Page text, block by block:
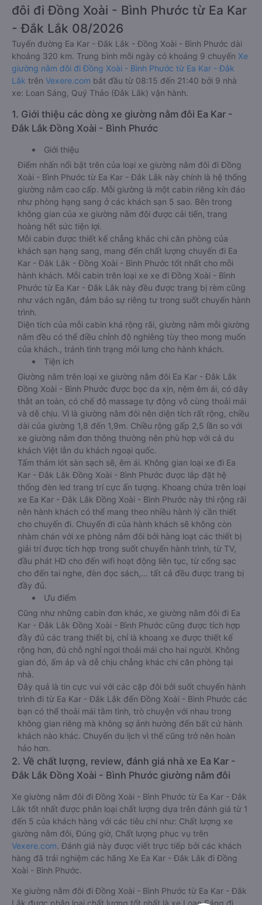
đôi đi Đồng Xoài - Bình Phước từ Ea Kar
- Đắk Lắk 08/2026
Tuyến đường Ea Kar - Đắk Lắk - Đồng Xoài - Bình Phước dài
khoảng 320 km. Trung bình mỗi ngày có khoảng 9 chuyến Xe
giường nằm đôi đi Đồng Xoài - Bình Phước từ Ea Kar - Đắk
Lắk trên Vexere.com bắt đầu từ 08:15 đến 21:40 bởi 9 nhà
xe: Loan Sáng, Quý Thảo (Đắk Lắk) vận hành.
1. Giới thiệu các dòng xe giường nằm đôi Ea Kar -
Đắk Lắk Đồng Xoài - Bình Phước
Giới thiệu
Điểm nhấn nổi bật trên của loại xe giường nằm đôi đi Đồng
Xoài - Bình Phước từ Ea Kar - Đắk Lắk này chính là hệ thống
giường nằm cao cấp. Mỗi giường là một cabin riêng kín đáo
như phòng hạng sang ở các khách sạn 5 sao. Bên trong
không gian của xe giường nằm đôi được cải tiến, trang
hoàng hết sức tiện lợi.
Mỗi cabin được thiết kế chẳng khác chi căn phòng của
khách sạn hạng sang, mang đến chất lượng chuyến đi Ea
Kar - Đắk Lắk - Đồng Xoài - Bình Phước tốt nhất cho mỗi
hành khách. Mỗi cabin trên loại xe xe đi Đồng Xoài - Bình
Phước từ Ea Kar - Đắk Lắk này đều được trang bị rèm cũng
như vách ngăn, đảm bảo sự riêng tư trong suốt chuyến hành
trình.
Diện tích của mỗi cabin khá rộng rãi, giường nằm mỗi giường
nằm đều có thể điều chỉnh độ nghiêng tùy theo mong muốn
của khách., tránh tình trạng mỏi lưng cho hành khách.
Tiện ích
Giường nằm trên loại xe giường nằm đôi Ea Kar - Đắk Lắk
Đồng Xoài - Bình Phước được bọc da xịn, nệm êm ái, có dây
thắt an toàn, có chế độ massage tự động vô cùng thoải mái
và dễ chịu. Vì là giường nằm đôi nên diện tích rất rộng, chiều
dài của giường 1,8 đến 1,9m. Chiều rộng gấp 2,5 lần so với
xe giường nằm đơn thông thường nên phù hợp với cả du
khách Việt lẫn du khách ngoại quốc.
Tấm thảm lót sàn sạch sẽ, êm ái. Không gian loại xe đi Ea
Kar - Đắk Lắk Đồng Xoài - Bình Phước được lắp đặt hệ
thống đèn led trang trí cực ấn tượng. Khoang chứa trên loại
xe Ea Kar - Đắk Lắk Đồng Xoài - Bình Phước này thì rộng rãi
nên hành khách có thể mang theo nhiều hành lý cần thiết
cho chuyến đi. Chuyến đi của hành khách sẽ không còn
nhàm chán với xe phòng nằm đôi bởi hàng loạt các thiết bị
giải trí được tích hợp trong suốt chuyến hành trình, từ TV,
đầu phát HD cho đến wifi hoạt động liên tục, từ cổng sạc
cho đến tai nghe, đèn đọc sách,… tất cả đều được trang bị
đầy đủ.
Ưu điểm
Cũng như những cabin đơn khác, xe giường nằm đôi đi Ea
Kar - Đắk Lắk Đồng Xoài - Bình Phước cũng được tích hợp
đầy đủ các trang thiết bị, chỉ là khoang xe được thiết kế
rộng hơn, đủ chỗ nghỉ ngơi thoải mái cho hai người. Không
gian đó, ấm áp và dễ chịu chẳng khác chi căn phòng tại
nhà.
Đây quả là tin cực vui với các cặp đôi bởi suốt chuyến hành
trình đi từ Ea Kar - Đắk Lắk đến Đồng Xoài - Bình Phước các
bạn có thể thoải mái tâm tình, trò chuyện với nhau trong
không gian riêng mà không sợ ảnh hưởng đến bất cứ hành
khách nào khác. Chuyến du lịch vì thế cũng trở nên hoàn
hảo hơn.
2. Về chất lượng, review, đánh giá nhà xe Ea Kar -
Đắk Lắk Đồng Xoài - Bình Phước giường nằm đôi
Xe giường nằm đôi đi Đồng Xoài - Bình Phước từ Ea Kar - Đắk
Lắk tốt nhất được phân loại chất lượng dựa trên đánh giá từ 1
đến 5 của khách hàng với các tiêu chí như: Chất lượng xe
giường nằm đôi, Đúng giờ, Chất lượng phục vụ trên
Vexere.com. Đánh giá này được viết trực tiếp bởi các khách
hàng đã trải nghiệm các hãng Xe Ea Kar - Đắk Lắk đi Đồng
Xoài - Bình Phước.
Xe giường nằm đôi đi Đồng Xoài - Bình Phước từ Ea Kar - Đắk
Lắk được phân loại chất lượng tốt nhất là xe Loan Sáng đi